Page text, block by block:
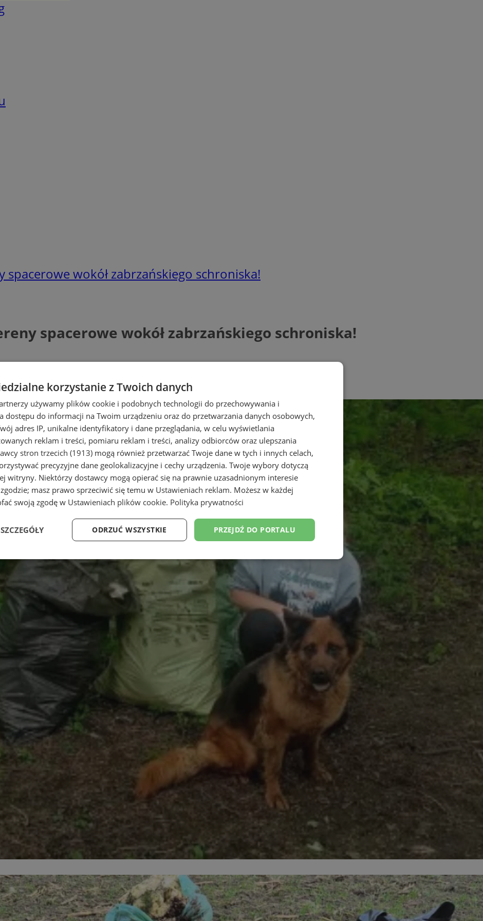
wokół zabrzańskiego schroniska!
spacerowe wokół zabrzańskiego schroniska!
korzystanie z Twoich danych
używamy plików cookie i podobnych technologii do przechowywania i
dostępu do informacji na Twoim urządzeniu oraz do przetwarzania danych osobowych,
adres IP, unikalne identyfikatory i dane przeglądania, w celu wyświetlania
reklam i treści, pomiaru reklam i treści, analizy odbiorców oraz ulepszania
stron trzecich (1913) mogą również przetwarzać Twoje dane w tych i innych celach,
precyzyjne dane geolokalizacyjne i cechy urządzenia. Twoje wybory dotyczą
witryny. Niektórzy dostawcy mogą opierać się na prawnie uzasadnionym interesie
masz prawo sprzeciwić się temu w Ustawieniach reklam. Możesz w każdej
swoją zgodę w Ustawieniach plików cookie. Polityka prywatności
PRZEJDŹ DO PORTALU
ODRZUĆ WSZYSTKIE
Wydajność Targetowanie Funkcjonalność Niesklasyfikowane
Niezbędne Wydajność Targetowanie Funkcjonalność
cookie umożliwiają korzystanie z podstawowych funkcji strony internetowej, takich jak logowanie użytkownika i
kontem. Bez niezbędnych plików cookie nie można prawidłowo korzystać ze strony internetowej.
zabrze.com.pl
Ten plik cookie przechowuje identyfikator sesji.
zabrze.com.pl
Ten plik cookie przechowuje identyfikator sesji.
zabrze.com.pl
Ten plik cookie przechowuje identyfikator sesji.
29 minut 53
Ten plik cookie służy do rozróżniania ludzi i botów. Jest
to korzystne dla strony internetowej, ponieważ
umożliwia tworzenie ważnych raportów na temat
korzystania z jej witryny internetowej.
Inc.
sekund
Ten plik cookie służy do rozróżniania ludzi i botów. Jest
to korzystne dla strony internetowej, ponieważ
umożliwia tworzenie ważnych raportów na temat
korzystania z jej witryny internetowej.
CookieScript
zabrze.com.pl
Ten plik cookie jest używany przez usługę Cookie-
zgody użytkownika na pliki cookie. Jest to konieczne,
aby baner cookie Cookie-Script.com działał poprawnie.
.youtube.com
5 miesięcy 4
tygodnie
Ten plik cookie przechowuje informacje o zgodzie
użytkownika oraz jego preferencjach dotyczących
wybory dotyczące polityki prywatności i ustawień
zgody, zapewniając ich przestrzeganie w kolejnych
wizytach. Dzięki temu użytkownik nie musi ponownie
konfigurować swoich preferencji, co zwiększa wygodę i
zgodność z regulacjami ochrony danych.